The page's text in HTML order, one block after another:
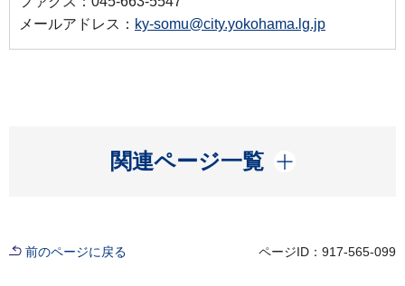
メールアドレス： ky-somu@city.yokohama.lg.jp
関連ページ一覧
開く
前のページに戻る ページID：917-565-099